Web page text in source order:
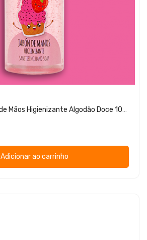
Th Pharma Sabão de Mãos Higienizante Algodão Doce 100ml
Adicionar ao carrinho